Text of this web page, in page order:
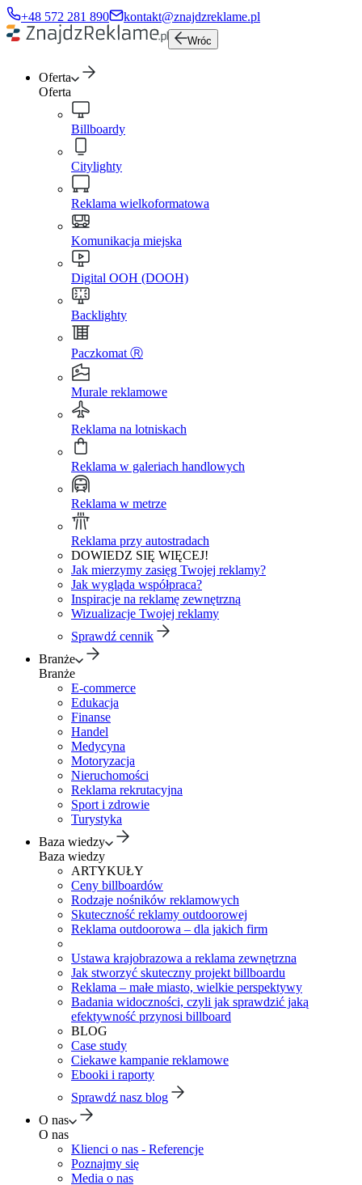
+48 572 281 890 kontakt@znajdzreklame.pl
Wróc
Oferta
Oferta
Billboardy
Citylighty
Reklama wielkoformatowa
Komunikacja miejska
Digital OOH (DOOH)
Backlighty
Paczkomat Ⓡ
Murale reklamowe
Reklama na lotniskach
Reklama w galeriach handlowych
Reklama w metrze
Reklama przy autostradach
DOWIEDZ SIĘ WIĘCEJ!
Jak mierzymy zasięg Twojej reklamy?
Jak wygląda współpraca?
Inspiracje na reklamę zewnętrzną
Wizualizacje Twojej reklamy
Sprawdź cennik
Branże
Branże
E-commerce
Edukacja
Finanse
Handel
Medycyna
Motoryzacja
Nieruchomości
Reklama rekrutacyjna
Sport i zdrowie
Turystyka
Baza wiedzy
Baza wiedzy
ARTYKUŁY
Ceny billboardów
Rodzaje nośników reklamowych
Skuteczność reklamy outdoorowej
Reklama outdoorowa – dla jakich firm
Ustawa krajobrazowa a reklama zewnętrzna
Jak stworzyć skuteczny projekt billboardu
Reklama – małe miasto, wielkie perspektywy
Badania widoczności, czyli jak sprawdzić jaką
efektywność przynosi billboard
BLOG
Case study
Ciekawe kampanie reklamowe
Ebooki i raporty
Sprawdź nasz blog
O nas
O nas
Klienci o nas - Referencje
Poznajmy się
Media o nas